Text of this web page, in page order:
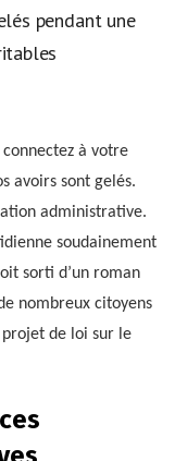
pendant une
à votre
avoirs sont gelés.
administrative.
soudainement
sorti d’un roman
nombreux citoyens
projet de loi sur le